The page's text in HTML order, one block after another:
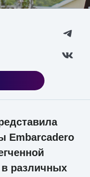
Embarcadero
в различных